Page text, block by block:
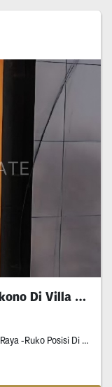
Sewa Ruko Dekat Mayjen Sungkono Di Villa Bukit Mas
Villa Bukit Mas,Surabaya Barat -Hadap Jalan Raya -Ruko Posisi Di Depan -Dekat Mayjend Sungkono,Pintu Toll -Parkiran Luas -Jalanan Datar & Lebar -